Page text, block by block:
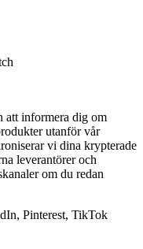
att informera dig om
utanför vår
vi dina krypterade
leverantörer och
om du redan
Pinterest, TikTok